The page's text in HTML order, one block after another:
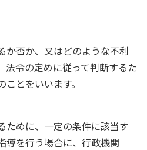
か否か、又はどのような不利
法令の定めに従って判断するた
とをいいます。
ために、一定の条件に該当す
導を行う場合に、行政機関